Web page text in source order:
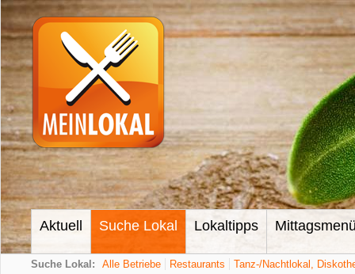
Aktuell Suche Lokal Lokaltipps
Suche Lokal: Alle Betriebe Restaurants
Tanz-/Nachtlokal,